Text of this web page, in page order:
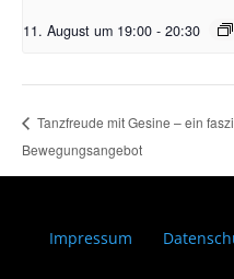
11. August um 19:00 - 20:30
Tanzfreude mit Gesine – ein
Bewegungsangebot
Impressum